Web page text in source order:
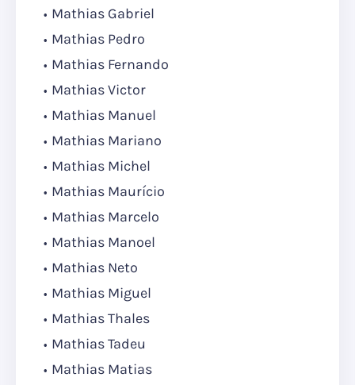
Mathias Gabriel
Mathias Pedro
Mathias Fernando
Mathias Victor
Mathias Manuel
Mathias Mariano
Mathias Michel
Mathias Maurício
Mathias Marcelo
Mathias Manoel
Mathias Neto
Mathias Miguel
Mathias Thales
Mathias Tadeu
Mathias Matias